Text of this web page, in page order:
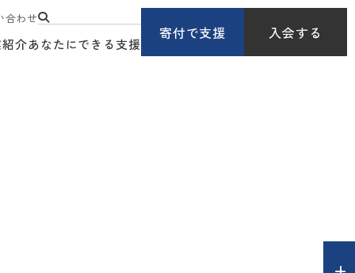
合わせ
介あなたにできる支援
寄付で支援 入会する